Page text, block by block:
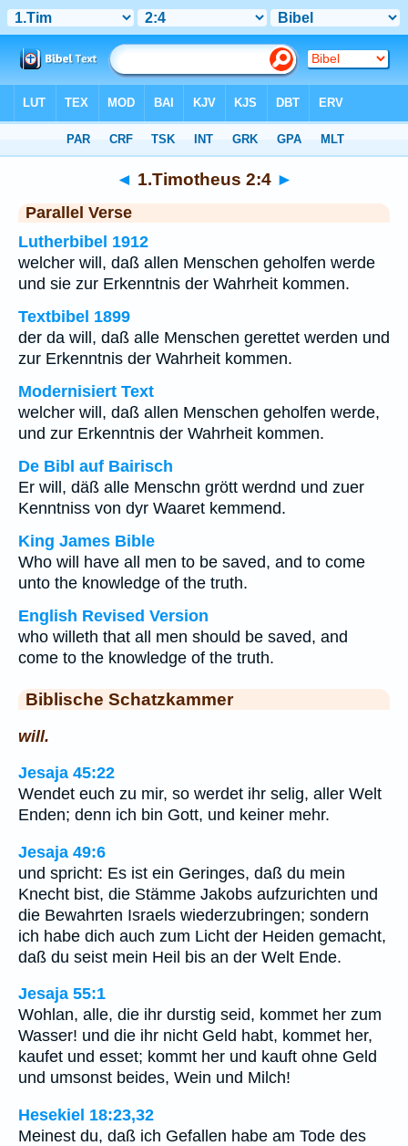
◄ 1.Timotheus 2:4 ►
Parallel Verse
Lutherbibel 1912
welcher will, daß allen Menschen geholfen werde
und sie zur Erkenntnis der Wahrheit kommen.
Textbibel 1899
der da will, daß alle Menschen gerettet werden und
zur Erkenntnis der Wahrheit kommen.
Modernisiert Text
welcher will, daß allen Menschen geholfen werde,
und zur Erkenntnis der Wahrheit kommen.
De Bibl auf Bairisch
Er will, däß alle Menschn grött werdnd und zuer
Kenntniss von dyr Waaret kemmend.
King James Bible
Who will have all men to be saved, and to come
unto the knowledge of the truth.
English Revised Version
who willeth that all men should be saved, and
come to the knowledge of the truth.
Biblische Schatzkammer
will.
Jesaja 45:22
Wendet euch zu mir, so werdet ihr selig, aller Welt
Enden; denn ich bin Gott, und keiner mehr.
Jesaja 49:6
und spricht: Es ist ein Geringes, daß du mein
Knecht bist, die Stämme Jakobs aufzurichten und
die Bewahrten Israels wiederzubringen; sondern
ich habe dich auch zum Licht der Heiden gemacht,
daß du seist mein Heil bis an der Welt Ende.
Jesaja 55:1
Wohlan, alle, die ihr durstig seid, kommet her zum
Wasser! und die ihr nicht Geld habt, kommet her,
kaufet und esset; kommt her und kauft ohne Geld
und umsonst beides, Wein und Milch!
Hesekiel 18:23,32
Meinest du, daß ich Gefallen habe am Tode des